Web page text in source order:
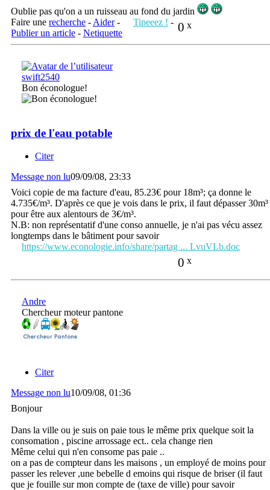
Oublie pas qu'on a un ruisseau au fond du jardin
0 x
Faire une recherche - Aider- Tipeeez ! -
Publier un article - Netiquette
swift2540
Bon éconologue!
prix de l'eau potable
Citer
Message non lu09/09/08, 23:33
Voici copie de ma facture d'eau, 85.23€ pour 18m³; ça donne le
4.735€/m³. D'après ce que je vois dans le prix, il faut dépasser 30m³
pour être aux alentours de 3€/m³.
N.B: non représentatif d'une conso annuelle, je n'ai pas vécu assez
longtemps dans le bâtiment pour savoir
https://www.econologie.info/share/partag ... LvuVLb.doc
0 x
Andre
Chercheur moteur pantone
Citer
Message non lu10/09/08, 01:36
Bonjour
Dans la ville ou je suis on paie tous le même prix quelque soit la
consomation , piscine arrossage ect.. cela change rien
Même celui qui n'en consome pas paie ..
on a pas de compteur dans les maisons , un employé de moins pour
passer les relever ,une bebelle d emoins qui risque de briser (il faut
que je fouille sur mon compte de (taxe de ville) pour savoir